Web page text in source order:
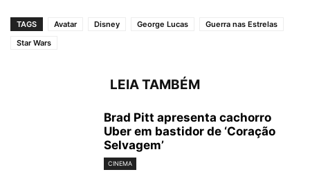
TAGS Avatar Disney George Lucas
Guerra nas Estrelas
Star Wars
LEIA TAMBÉM
Brad Pitt apresenta cachorro
Uber em bastidor de ‘Coração
Selvagem’
CINEMA